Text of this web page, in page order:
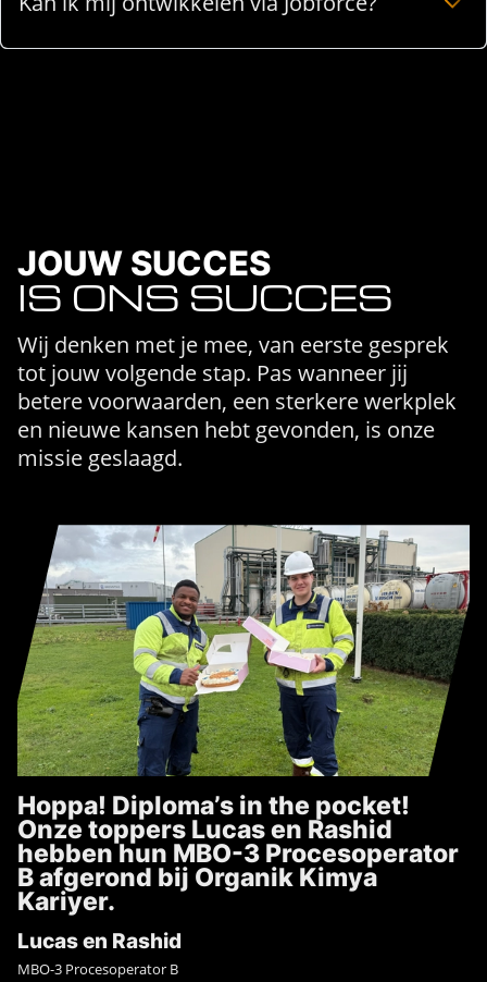
JOUW SUCCES
IS ONS SUCCES
Wij denken met je mee, van eerste gesprek
tot jouw volgende stap. Pas wanneer jij
betere voorwaarden, een sterkere werkplek
en nieuwe kansen hebt gevonden, is onze
missie geslaagd.
Hoppa! Diploma’s in the pocket!
Onze toppers Lucas en Rashid
hebben hun MBO-3 Procesoperator
B afgerond bij Organik Kimya
Kariyer.
Lucas en Rashid
MBO-3 Procesoperator B